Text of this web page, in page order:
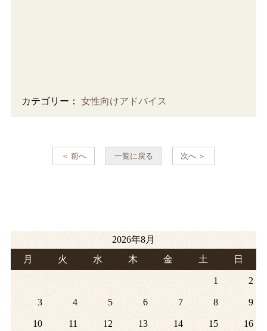
2026年8月
月
火 水 木 金 土 日
1 2
3 4 5 6 7 8 9
10 11 12 13 14 15 16
カテゴリー： 女性向けアドバイス
＜ 前へ 一覧に戻る 次へ ＞